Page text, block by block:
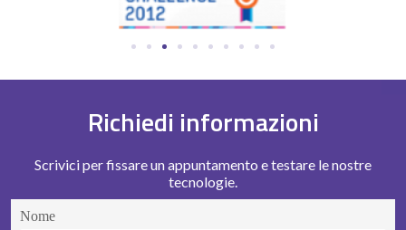
Richiedi informazioni
Scrivici per fissare un appuntamento e testare le nostre
tecnologie.
Nome